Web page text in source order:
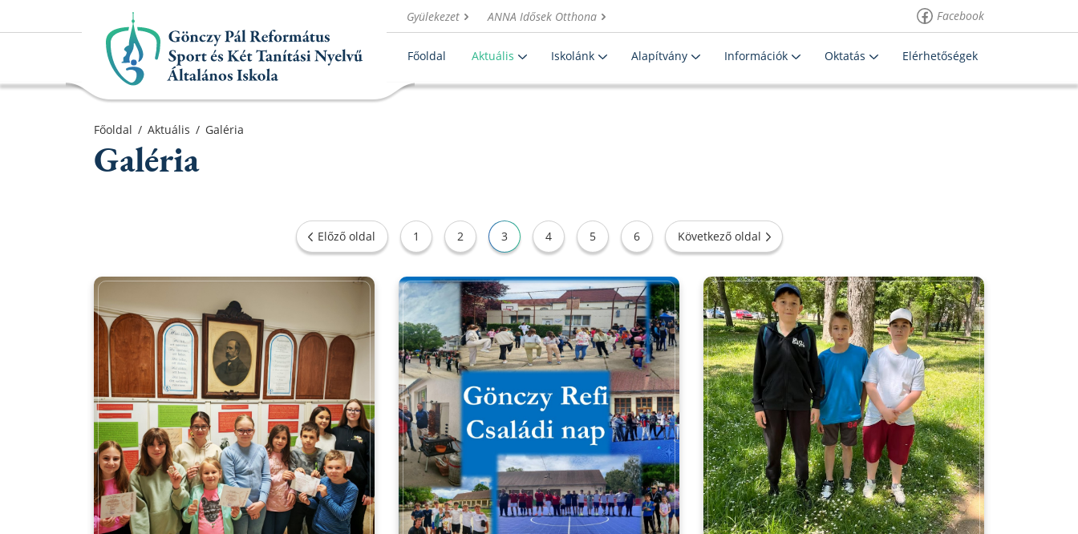
Gyülekezet ANNA Idősek Otthona Facebook
Főoldal Aktuális Iskolánk Alapítvány Információk Oktatás Elérhetőségek
Elérhetőségek
Főoldal / Aktuális / Galéria
Galéria
Előző oldal 1 2 3 4 5 6 Következő oldal